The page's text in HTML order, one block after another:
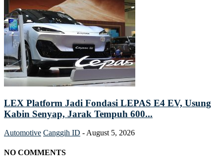
LEX Platform Jadi Fondasi LEPAS E4 EV, Usung
Kabin Senyap, Jarak Tempuh 600...
Automotive Canggih ID -August 5, 2026
NO COMMENTS